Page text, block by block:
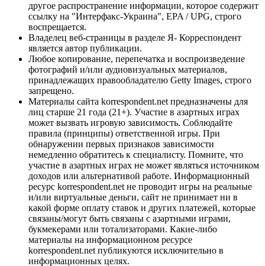
другое распространение информации, которое содержит
ссылку на "Интерфакс-Украина", EPA / UPG, строго
воспрещается.
Владелец веб-страницы в разделе Я- Корреспондент
является автор публикации.
Любое копирование, перепечатка и воспроизведение
фотографий и/или аудиовизуальных материалов,
принадлежащих правообладателю Getty Images, строго
запрещено.
Материалы сайта korrespondent.net предназначены для
лиц старше 21 года (21+). Участие в азартных играх
может вызвать игровую зависимость. Соблюдайте
правила (принципы) ответственной игры. При
обнаружении первых признаков зависимости
немедленно обратитесь к специалисту. Помните, что
участие в азартных играх не может являться источником
доходов или альтернативой работе. Информационный
ресурс korrespondent.net не проводит игры на реальные
и/или виртуальные деньги, сайт не принимает ни в
какой форме оплату ставок и других платежей, которые
связаны/могут быть связаны с азартными играми,
букмекерами или тотализаторами. Какие-либо
материалы на информационном ресурсе
korrespondent.net публикуются исключительно в
информационных целях.